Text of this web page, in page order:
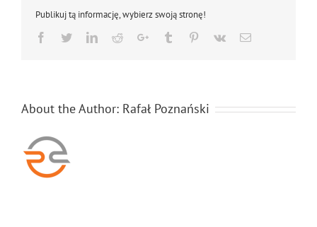
Publikuj tą informację, wybierz swoją stronę!
Facebook
TwitterLinkedIn
RedditGoogle+Tumblr Pinterest
Vk Email
About the Author: Rafał Poznański